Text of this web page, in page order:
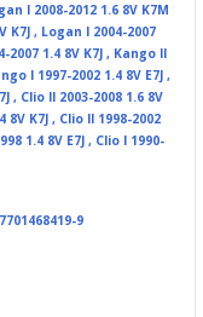
I 2008-2012 1.6 8V K7M
K7J , Logan I 2004-2007
2007 1.4 8V K7J , Kango II
I 1997-2002 1.4 8V E7J ,
, Clio II 2003-2008 1.6 8V
8V K7J , Clio II 1998-2002
1.4 8V E7J , Clio I 1990-
9